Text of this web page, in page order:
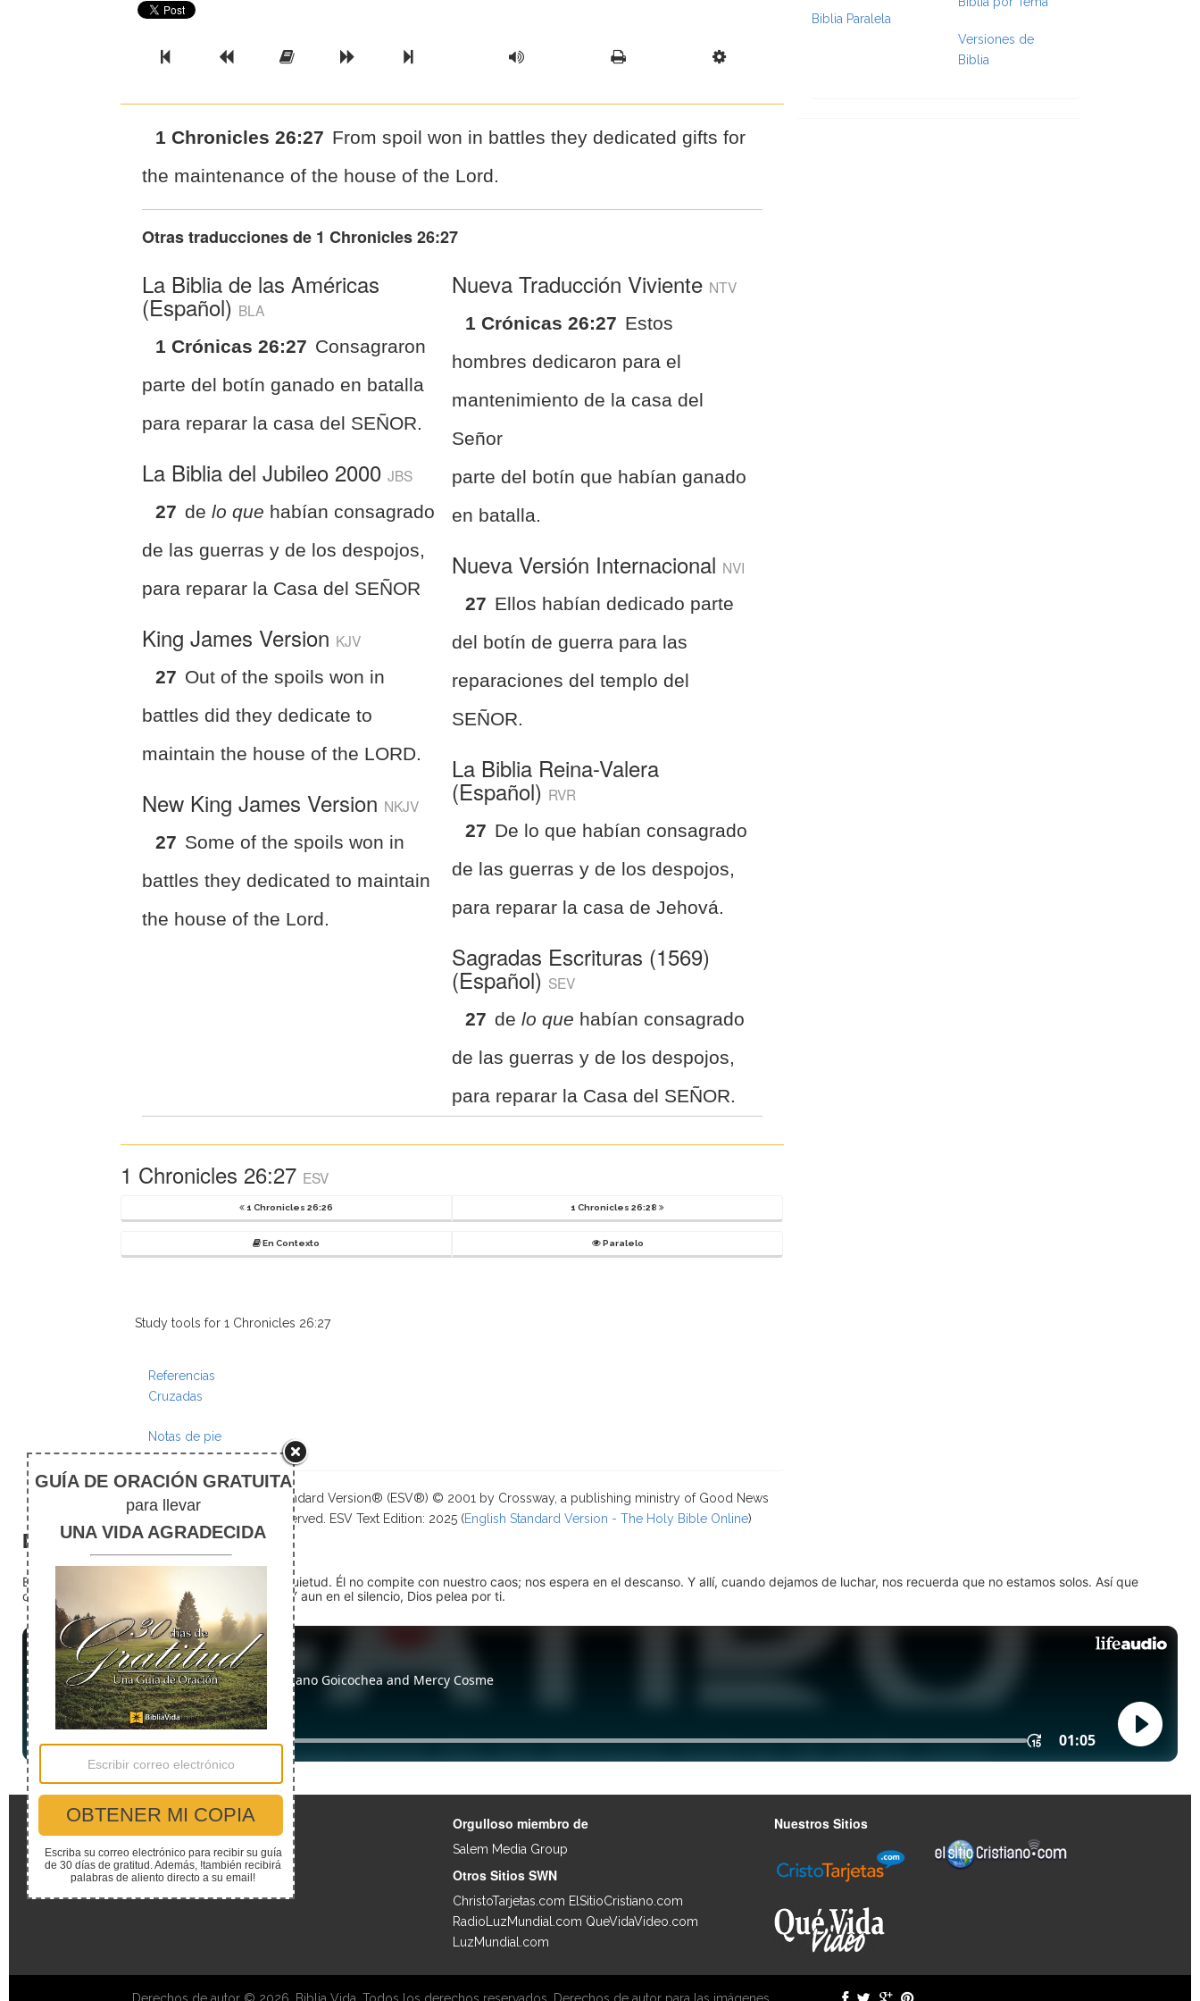
Previous BookPrevious Chapter
Read the Full Chapter
Next Chapter
Next Book Scripture Formatting
1 Chronicles 26:27 From spoil won in battles they dedicated gifts for
the maintenance of the house of the Lord.
Otras traducciones de 1 Chronicles 26:27
La Biblia de las Américas
(Español) BLA
1 Crónicas 26:27 Consagraron
parte del botín ganado en batalla
para reparar la casa del SEÑOR.
La Biblia del Jubileo 2000JBS
27 delo que habían consagrado
de las guerras y de los despojos,
para reparar la Casa del SEÑOR
King James Version KJV
27 Out of the spoils won in
battles did they dedicate to
maintain the house of the LORD.
New King James Version NKJV
27 Some of the spoils won in
battles they dedicated to maintain
the house of the Lord.
Nueva Traducción Viviente NTV
1 Crónicas 26:27 Estos
hombres dedicaron para el
mantenimiento de la casa del
Señor
parte del botín que habían ganado
en batalla.
Nueva Versión Internacional NVI
27 Ellos habían dedicado parte
del botín de guerra para las
reparaciones del templo del
SEÑOR.
La Biblia Reina-Valera
(Español) RVR
27 De lo que habían consagrado
de las guerras y de los despojos,
para reparar la casa de Jehová.
Sagradas Escrituras (1569)
(Español) SEV
27 delo que habían consagrado
de las guerras y de los despojos,
para reparar la Casa del SEÑOR.
1 Chronicles 26:27 ESV
1 Chronicles 26:26 1 Chronicles 26:28
En Contexto Paralelo
Study tools for 1 Chronicles 26:27
Referencias
Cruzadas
Notas de pie
The Holy Bible, English Standard Version® (ESV®) © 2001 by Crossway, a publishing ministry of Good News
Publishers. All rights reserved. ESV Text Edition: 2025 (English Standard Version - The Holy Bible Online)
Biblia Paralela
Versiones de
Biblia
El silencio
En medio del ruido, Dios nos encuentra en la quietud. Él no compite con nuestro caos; nos espera en el descanso. Y allí, cuando dejamos de luchar, nos recuerda que no estamos solos. Así que
detente (quédate quieto) Dios está presente. Y aun en el silencio, Dios pelea por ti.
Enlaces Rápidos Orgulloso miembro de
Salem Media Group
Otros Sitios SWN
ChristoTarjetas.com ElSitioCristiano.com
RadioLuzMundial.com QueVidaVideo.com
LuzMundial.com
Nuestros Sitios
Derechos de autor © 2026, Biblia Vida. Todos los derechos reservados. Derechos de autor para las imágenes